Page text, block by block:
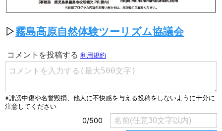
▷霧島高原自然体験ツーリズム協議会